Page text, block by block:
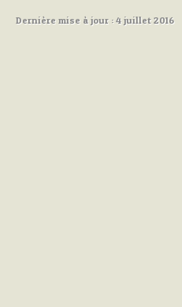
Dernière mise à jour : 4 juillet 2016